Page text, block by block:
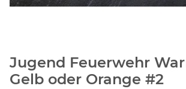
Jugend Feuerwehr
Gelb oder Orange #2